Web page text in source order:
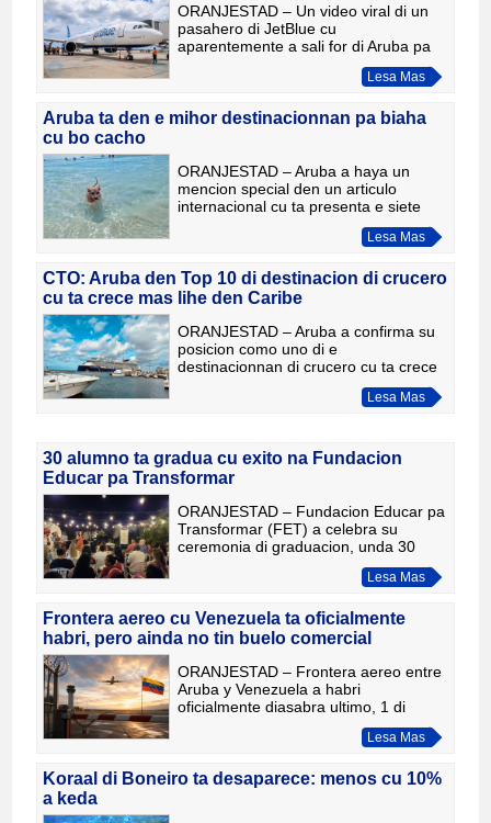
ORANJESTAD – Un video viral di un
pasahero di JetBlue cu
aparentemente a sali for di Aruba pa
Fort Lauderdale ta genera hopi
reaccion den social media despues cu
s
Lesa Mas
Aruba ta den e mihor destinacionnan pa biaha
cu bo cacho
ORANJESTAD – Aruba a haya un
mencion special den un articulo
internacional cu ta presenta e siete
mihor destinacionnan pa hende cu ta
biaha cu nan cacho. Segun e autora
Lesa Mas
CTO: Aruba den Top 10 di destinacion di crucero
cu ta crece mas lihe den Caribe
ORANJESTAD – Aruba a confirma su
posicion como uno di e
destinacionnan di crucero cu ta crece
mas rapido den Caribe. Segun dato
nobo di Caribbean Tourism Lesa Mas
30 alumno ta gradua cu exito na Fundacion
Educar pa Transformar
ORANJESTAD – Fundacion Educar pa
Transformar (FET) a celebra su
ceremonia di graduacion, unda 30
alumno a ricibi nan diploma despues
di completa cu exito capacitacion den
Lesa Mas
Frontera aereo cu Venezuela ta oficialmente
habri, pero ainda no tin buelo comercial
ORANJESTAD – Frontera aereo entre
Aruba y Venezuela a habri
oficialmente diasabra ultimo, 1 di
augustus 2026. Sinembargo, te cu
dialuna mainta ningun avion comercial
Lesa Mas
Koraal di Boneiro ta desaparece: menos cu 10%
a keda